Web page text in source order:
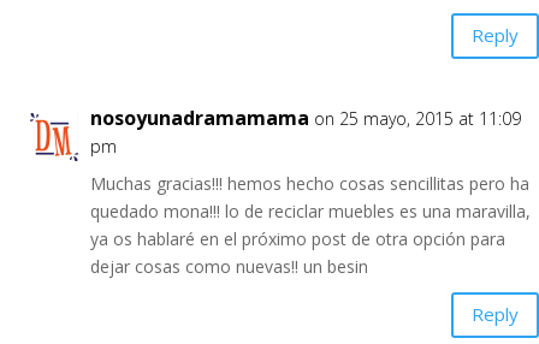
Reply
nosoyunadramamama on 25 mayo, 2015 at 11:09
pm
Muchas gracias!!! hemos hecho cosas sencillitas pero ha
quedado mona!!! lo de reciclar muebles es una maravilla,
ya os hablaré en el próximo post de otra opción para
dejar cosas como nuevas!! un besin
Reply